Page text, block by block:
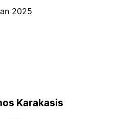
2025
Karakasis